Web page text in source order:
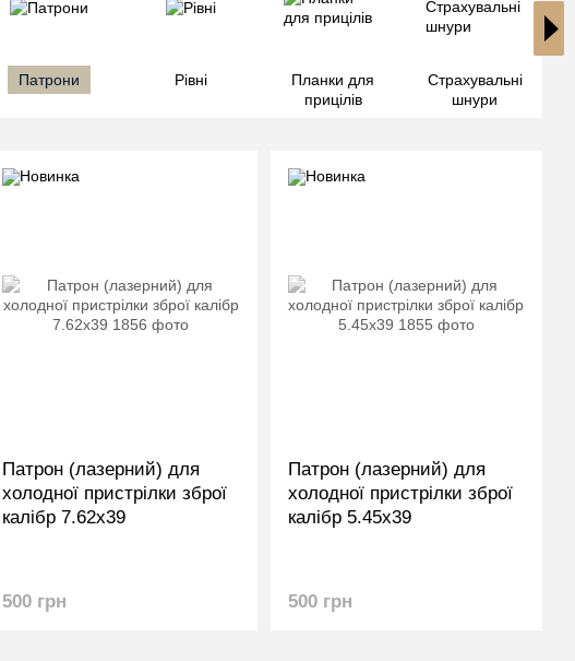
Патрони Рівні
Планки для
прицілів
Страхувальні
шнури
Патрон (лазерний) для
холодної пристрілки зброї
калібр 7.62х39
500 грн
Патрон (лазерний) для
холодної пристрілки зброї
калібр 5.45х39
500 грн